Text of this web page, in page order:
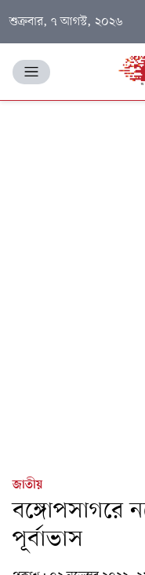
শুক্রবার, ৭ আগস্ট, ২০২৬
জাতীয়
বঙ্গোপসাগরে
পূর্বাভাস